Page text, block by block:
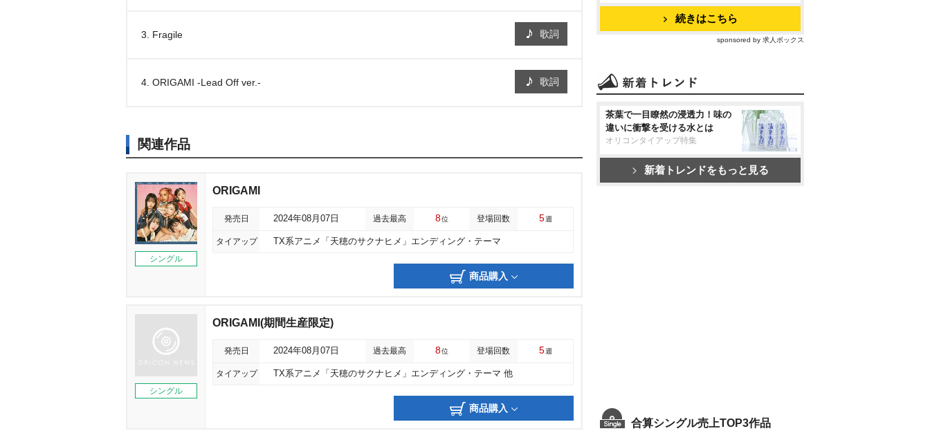
3. Fragile 歌詞
4. ORIGAMI -Lead Off ver.- 歌詞
関連作品
シングル
ORIGAMI
発売日 2024年08月07日 過去最高 8位 登場回数 5週
タイアップ TX系アニメ「天穂のサクナヒメ」エンディング・テーマ
商品購入
シングル
ORIGAMI(期間生産限定)
発売日 2024年08月07日 過去最高 8位 登場回数 5週
タイアップ TX系アニメ「天穂のサクナヒメ」エンディング・テーマ 他
商品購入
続きはこちら
sponsored by 求人ボックス
茶葉で一目瞭然の浸透力！味の
違いに衝撃を受ける水とは
オリコンタイアップ特集
新着トレンドをもっと見る
合算シングル売上TOP3作品